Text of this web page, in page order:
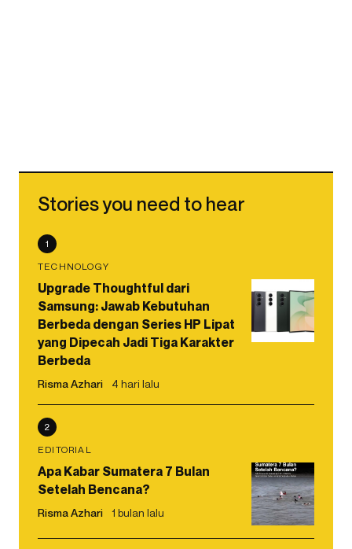
Stories you need to hear
1
TECHNOLOGY
Upgrade Thoughtful dari
Samsung: Jawab Kebutuhan
Berbeda dengan Series HP Lipat
yang Dipecah Jadi Tiga Karakter
Berbeda
Risma Azhari 4 hari lalu
2
EDITORIAL
Apa Kabar Sumatera 7 Bulan
Setelah Bencana?
Risma Azhari 1 bulan lalu